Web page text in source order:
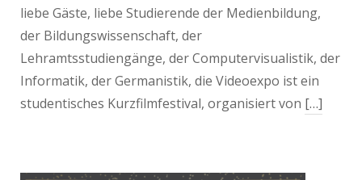
liebe Gäste, liebe Studierende der Medienbildung,
der Bildungswissenschaft, der
Lehramtsstudiengänge, der Computervisualistik, der
Informatik, der Germanistik, die Videoexpo ist ein
studentisches Kurzfilmfestival, organisiert von […]